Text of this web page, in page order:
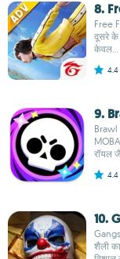
8.
Free
दूसरे के
केवल...
4.4
9.
Brawl
रॉयल
4.4
10.
शैली